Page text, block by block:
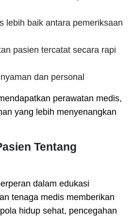
lebih baik antara pemeriksaan
pasien tercatat secara rapi
dan personal
perawatan medis,
yang lebih menyenangkan
Tentang
dalam edukasi
tenaga medis memberikan
hidup sehat, pencegahan